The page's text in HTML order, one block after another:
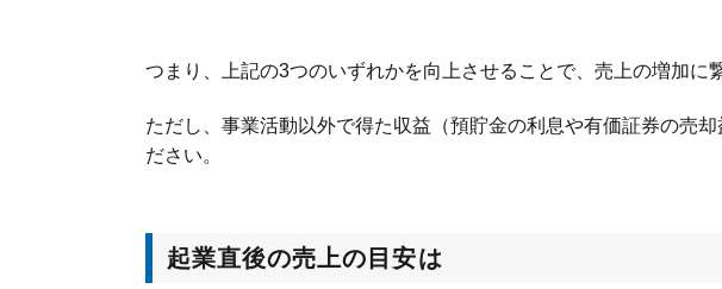
つまり、上記の3つのいずれかを向上させることで、売上の増加に
ただし、事業活動以外で得た収益（預貯金の利息や有価証券の売
ださい。
起業直後の売上の目安は